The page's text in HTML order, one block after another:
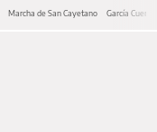
Marcha de San Cayetano García Cuerva